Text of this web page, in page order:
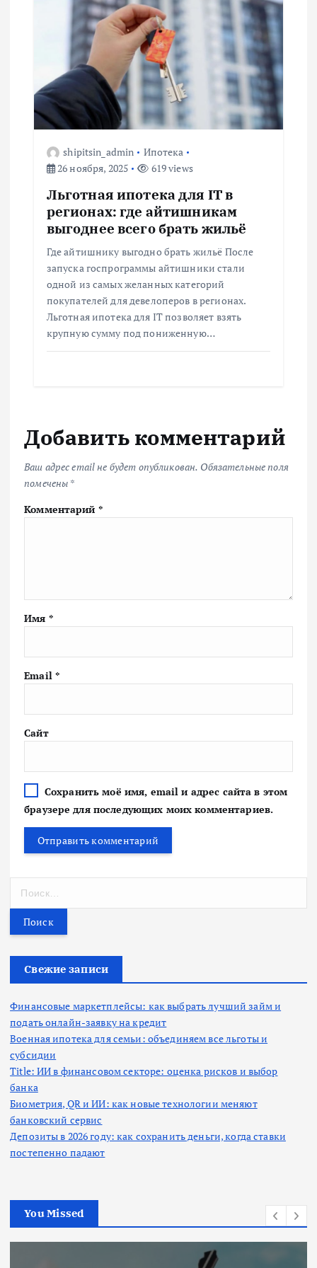
shipitsin_admin
Ипотека
26 ноября, 2025
619 views
Льготная ипотека для IT в
регионах: где айтишникам
выгоднее всего брать жильё
Где айтишнику выгодно брать жильё После
запуска госпрограммы айтишники стали
одной из самых желанных категорий
покупателей для девелоперов в регионах.
Льготная ипотека для IT позволяет взять
крупную сумму под пониженную…
Добавить комментарий
Ваш адрес email не будет опубликован. Обязательные поля
помечены *
Комментарий *
Имя *
Email *
Сайт
Сохранить моё имя, email и адрес сайта в этом
браузере для последующих моих комментариев.
т
Свежие записи
Финансовые маркетплейсы: как выбрать лучший займ и
подать онлайн-заявку на кредит
Военная ипотека для семьи: объединяем все льготы и
субсидии
Title: ИИ в финансовом секторе: оценка рисков и выбор
банка
Биометрия, QR и ИИ: как новые технологии меняют
банковский сервис
Депозиты в 2026 году: как сохранить деньги, когда ставки
постепенно падают
You Missed